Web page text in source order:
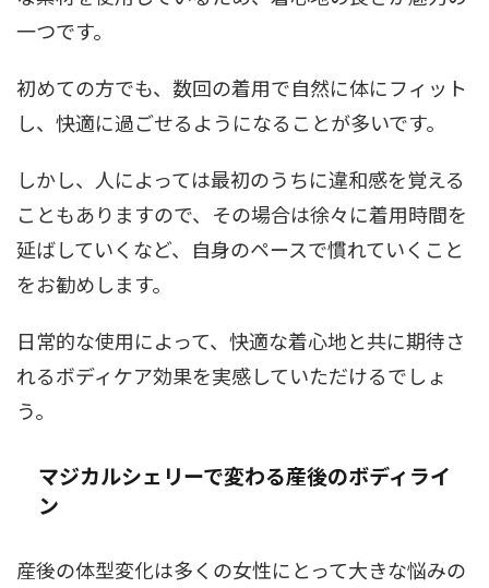
一つです。
初めての方でも、数回の着用で自然に体にフィット
し、快適に過ごせるようになることが多いです。
しかし、人によっては最初のうちに違和感を覚える
こともありますので、その場合は徐々に着用時間を
延ばしていくなど、自身のペースで慣れていくこと
をお勧めします。
日常的な使用によって、快適な着心地と共に期待さ
れるボディケア効果を実感していただけるでしょ
う。
マジカルシェリーで変わる産後のボディライ
ン
産後の体型変化は多くの女性にとって大きな悩みの